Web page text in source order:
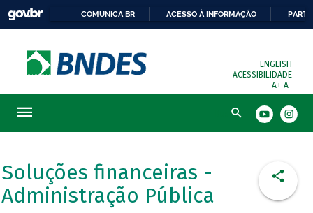
COMUNICA BR ACESSO À INFORMAÇÃO
ENGLISH
ACESSIBILIDADE
A+ A-
Busca
Soluções financeiras -
Administração Pública